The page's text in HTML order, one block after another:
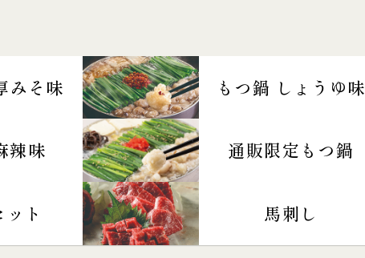
みそ味 もつ鍋 しょうゆ味
辣味 通販限定もつ鍋
ト 馬刺し